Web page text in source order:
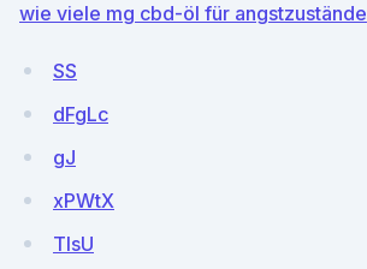
wie viele mg cbd-öl für angstzustände
SS
dFgLc
gJ
xPWtX
TIsU